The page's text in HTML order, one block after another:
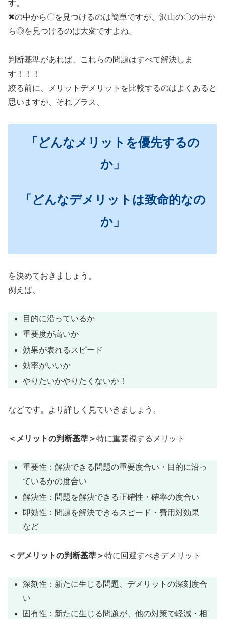
す。
✖の中から〇を見つけるのは簡単ですが、沢山の〇の中か
ら◎を見つけるのは大変ですよね。
判断基準があれば、これらの問題はすべて解決しま
す！！！
絞る前に、メリットデメリットを比較するのはよくあると
思いますが、それプラス、
「どんなメリットを優先するの
か」
「どんなデメリットは致命的なの
か」
を決めておきましょう。
例えば、
目的に沿っているか
重要度が高いか
効果が表れるスピード
効率がいいか
やりたいかやりたくないか！
などです。より詳しく見ていきましょう。
＜メリットの判断基準＞特に重要視するメリット
重要性：解決できる問題の重要度合い・目的に沿っ
ているかの度合い
解決性：問題を解決できる正確性・確率の度合い
即効性：問題を解決できるスピード・費用対効果
など
＜デメリットの判断基準＞特に回避すべきデメリット
深刻性：新たに生じる問題、デメリットの深刻度合
い
固有性：新たに生じる問題が、他の対策で軽減・相